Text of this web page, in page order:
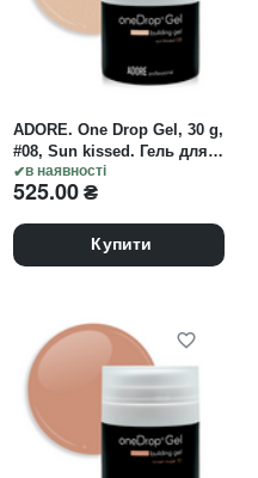
в наявності
ADORE. One Drop Gel, 30 g,
#08, Sun kissed. Гель для
нарощування, бежевий з
мікрошимером
525.00₴
Купити